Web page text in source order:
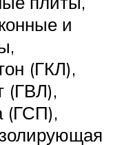
и
(ГКЛ),
(ГВЛ),
(ГСП),